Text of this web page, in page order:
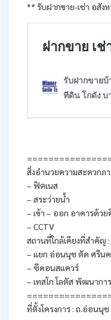
** รับฝากขาย-เช่า อสัง
สิ่งอำนวยความสะดวกภา
– ฟิตเนส
– สระว่ายน้ำ
– เข้า – ออก อาคารด้วย
– CCTV
สถานที่ใกล้เคียงที่สำคัญ :
– แยก อ่อนนุช ตัด ศรีน
– ซีคอนสแควร์
– เทสโก โลตัส พัฒนาการ
ที่ตั้งโครงการ : ถ.อ่อนนุช